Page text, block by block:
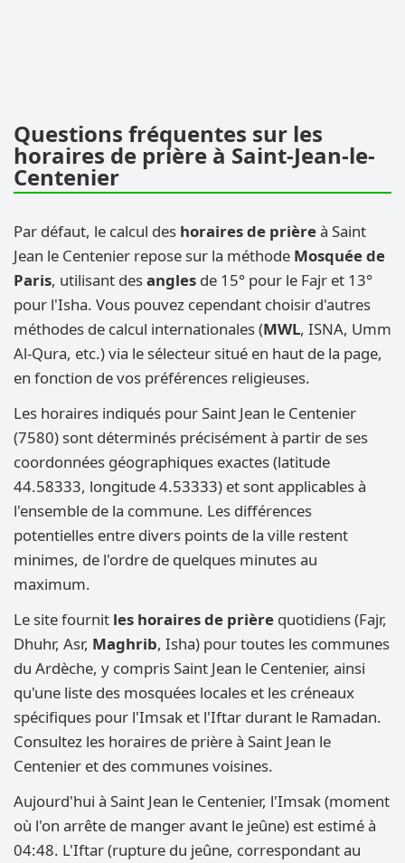
Questions fréquentes sur les
horaires de prière à Saint-Jean-le-
Centenier
Par défaut, le calcul des horaires de prièreà Saint
Jean le Centenier repose sur la méthode Mosquée de
Paris, utilisant desangles de 15° pour le Fajr et 13°
pour l'Isha. Vous pouvez cependant choisir d'autres
méthodes de calcul internationales (MWL, ISNA, Umm
Al-Qura, etc.) via le sélecteur situé en haut de la page,
en fonction de vos préférences religieuses.
Les horaires indiqués pour Saint Jean le Centenier
(7580) sont déterminés précisément à partir de ses
coordonnées géographiques exactes (latitude
44.58333, longitude 4.53333) et sont applicables à
l'ensemble de la commune. Les différences
potentielles entre divers points de la ville restent
minimes, de l'ordre de quelques minutes au
maximum.
Le site fournit les horaires de prière quotidiens (Fajr,
Dhuhr, Asr, Maghrib, Isha) pour toutes les communes
du Ardèche, y compris Saint Jean le Centenier, ainsi
qu'une liste des mosquées locales et les créneaux
spécifiques pour l'Imsak et l'Iftar durant le Ramadan.
Consultez les horaires de prière à Saint Jean le
Centenier et des communes voisines.
Aujourd'hui à Saint Jean le Centenier, l'Imsak (moment
où l'on arrête de manger avant le jeûne) est estimé à
04:48. L'Iftar (rupture du jeûne, correspondant au